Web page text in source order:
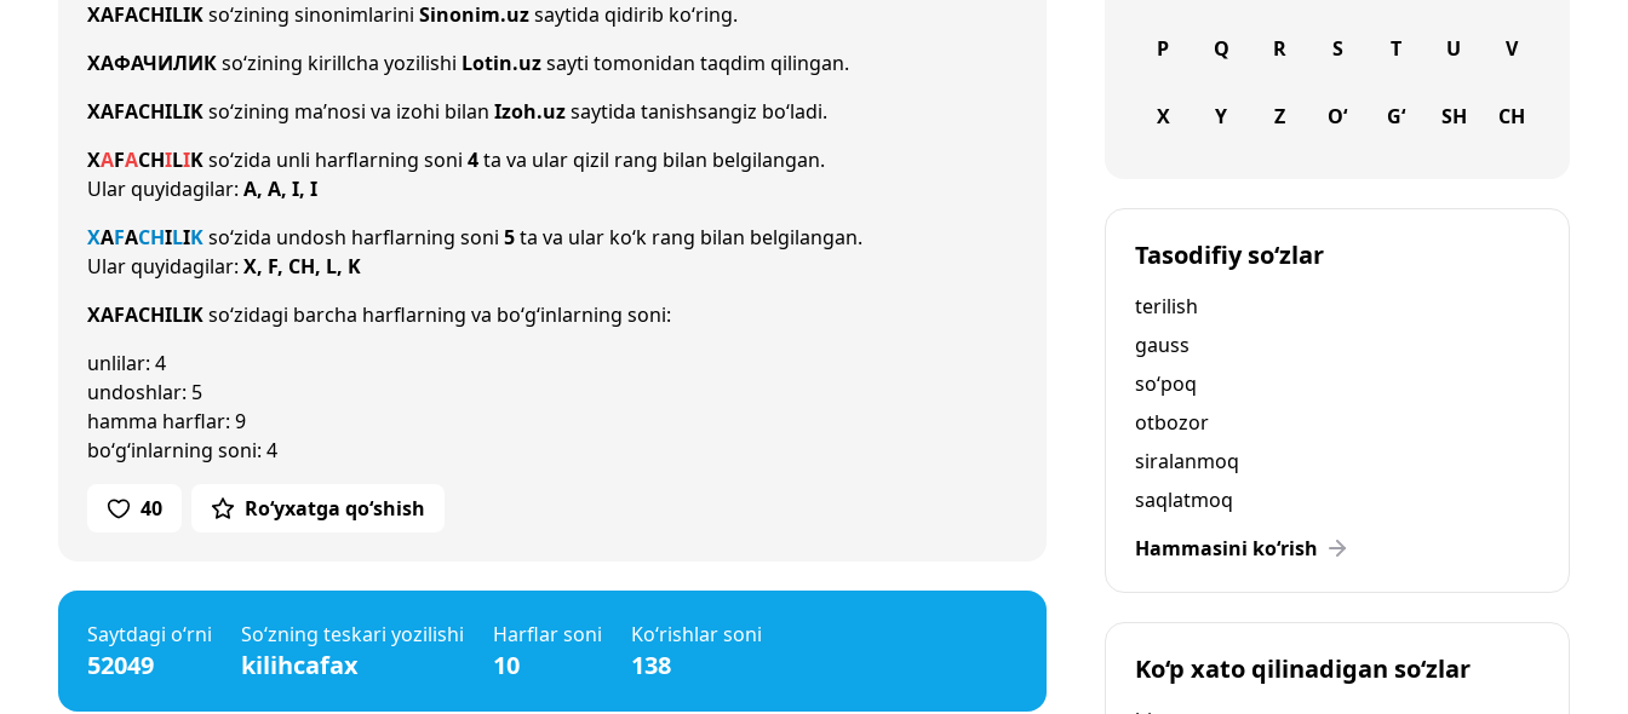
XAFACHILIKso‘zining sinonimlarini Sinonim.uzsaytida qidirib ko‘ring.
ХАФАЧИЛИКso‘zining kirillcha yozilishi Lotin.uzsayti tomonidan taqdim qilingan.
XAFACHILIKso‘zining ma’nosi va izohi bilan Izoh.uzsaytida tanishsangiz bo‘ladi.
XAFACHILIKso‘zida unli harflarning soni 4ta va ular qizil rang bilan belgilangan.
Ular quyidagilar: A, A, I, I
XAFACHILIKso‘zida undosh harflarning soni 5ta va ular ko‘k rang bilan belgilangan.
Ular quyidagilar: X, F, CH, L, K
XAFACHILIKso‘zidagi barcha harflarning va bo‘g‘inlarning soni:
unlilar: 4
undoshlar: 5
hamma harflar: 9
bo‘g‘inlarning soni: 4
40 Ro‘yxatga qo‘shish
Saytdagi o‘rni
52049
So‘zning teskari yozilishi
kilihcafax
Harflar soni
10
Ko‘rishlar soni
138
P Q R S T U V
X Y Z O‘ G‘ SH CH
Tasodifiy so‘zlar
terilish
gauss
so‘poq
otbozor
siralanmoq
saqlatmoq
Hammasini ko‘rish
Ko‘p xato qilinadigan so‘zlar